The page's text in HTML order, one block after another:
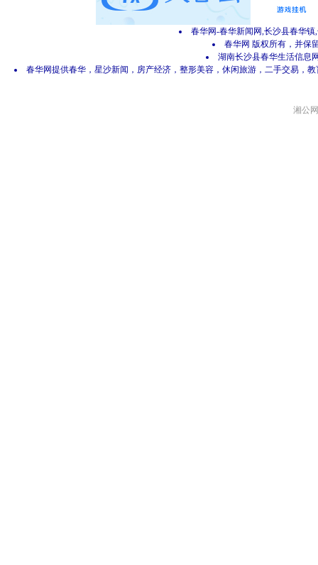
春华网-春华新闻网,长沙县春华
春华网 版权所有，并保
湖南长沙县春华生活信息
春华网提供春华，星沙新闻，房产经济，整形美容，休闲旅游，二手交易，
湘公